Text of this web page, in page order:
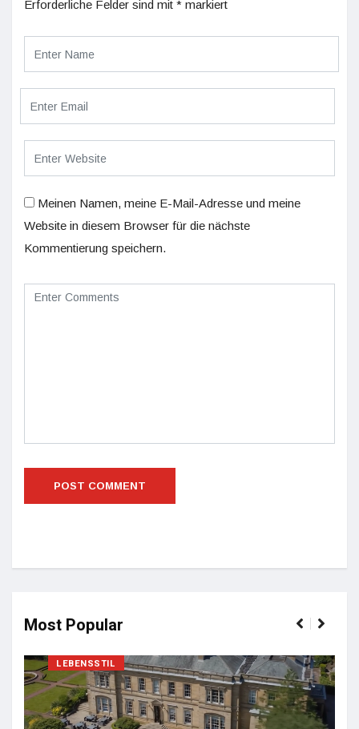
Erforderliche Felder sind mit * markiert
Meinen Namen, meine E-Mail-Adresse und meine
Website in diesem Browser für die nächste
Kommentierung speichern.
Most Popular
LEBENSSTIL